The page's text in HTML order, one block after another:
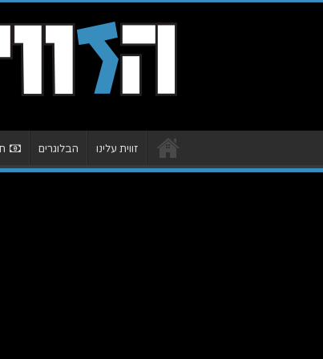
זווית עלינו הבלוגרים